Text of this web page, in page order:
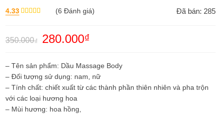
4.33 (6 Đánh giá) Đã bán: 285
350.000₫
Giá
gốc
280.000₫Giá
280.000₫.
– Tên sản phẩm: Dầu Massage Body
– Đối tượng sử dụng: nam, nữ
– Tính chất: chiết xuất từ các thành phần thiên nhiên và pha trộn
với các loại hương hoa
– Mùi hương: hoa hồng,